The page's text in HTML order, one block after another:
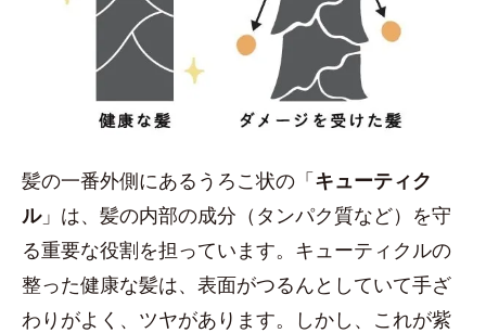
髪の一番外側にあるうろこ状の「キューティク
ル」は、髪の内部の成分（タンパク質など）を守
る重要な役割を担っています。キューティクルの
整った健康な髪は、表面がつるんとしていて手ざ
わりがよく、ツヤがあります。しかし、これが紫